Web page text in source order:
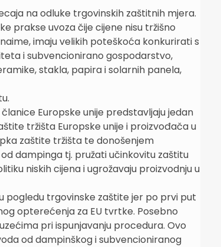
na odluke trgovinskih zaštitnih mjera.
prakse uvoza čije cijene nisu tržišno
imaju velikih poteškoća konkurirati s
i subvencionirano gospodarstvo,
stakla, papira i solarnih panela,
Europske unije predstavljaju jedan
tržišta Europske unije i proizvođača u
zaštite tržišta te donošenjem
dampinga tj. pružati učinkovitu zaštitu
niskih cijena i ugrožavaju proizvodnju u
pogledu trgovinske zaštite jer po prvi put
opterećenja za EU tvrtke. Posebno
pri ispunjavanju procedura. Ovo
od dampinškog i subvencioniranog